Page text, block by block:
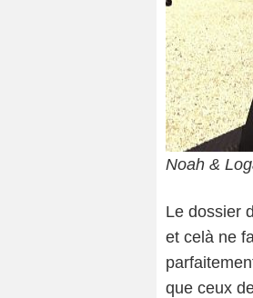
Noah &
Le dossier
et celà ne
que ceux